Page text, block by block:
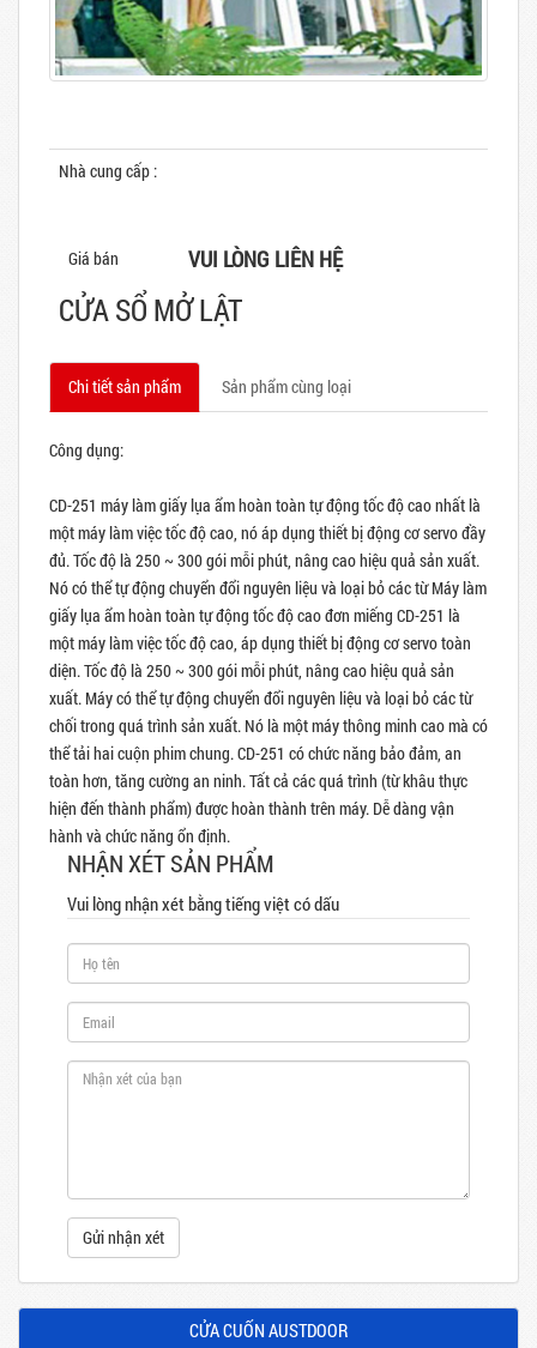
Nhà cung cấp :
Giá bán VUI LÒNG LIÊN HỆ
CỬA SỔ MỞ LẬT
Chi tiết sản phẩm Sản phẩm cùng loại
Công dụng:
CD-251 máy làm giấy lụa ẩm hoàn toàn tự động tốc độ cao nhất là
một máy làm việc tốc độ cao, nó áp dụng thiết bị động cơ servo đầy
đủ. Tốc độ là 250 ~ 300 gói mỗi phút, nâng cao hiệu quả sản xuất.
Nó có thể tự động chuyển đổi nguyên liệu và loại bỏ các từ Máy làm
giấy lụa ẩm hoàn toàn tự động tốc độ cao đơn miếng CD-251 là
một máy làm việc tốc độ cao, áp dụng thiết bị động cơ servo toàn
diện. Tốc độ là 250 ~ 300 gói mỗi phút, nâng cao hiệu quả sản
xuất. Máy có thể tự động chuyển đổi nguyên liệu và loại bỏ các từ
chối trong quá trình sản xuất. Nó là một máy thông minh cao mà có
thể tải hai cuộn phim chung. CD-251 có chức năng bảo đảm, an
toàn hơn, tăng cường an ninh. Tất cả các quá trình (từ khâu thực
hiện đến thành phẩm) được hoàn thành trên máy. Dễ dàng vận
hành và chức năng ổn định.
NHẬN XÉT SẢN PHẨM
Vui lòng nhận xét bằng tiếng việt có dấu
Gửi nhận xét
CỬA CUỐN AUSTDOOR